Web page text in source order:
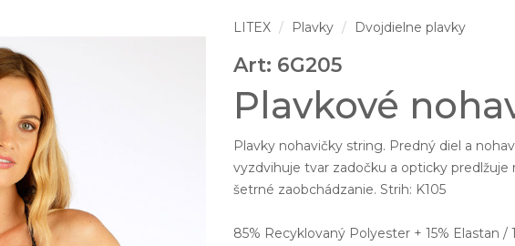
LITEX Plavky Dvojdielne plavky
Art: 6G205
Plavkové
Plavky nohavičky string. Predný diel a
vyzdvihuje tvar zadočku a opticky
šetrné zaobchádzanie. Strih: K105
85% Recyklovaný Polyester + 15% Elastan /